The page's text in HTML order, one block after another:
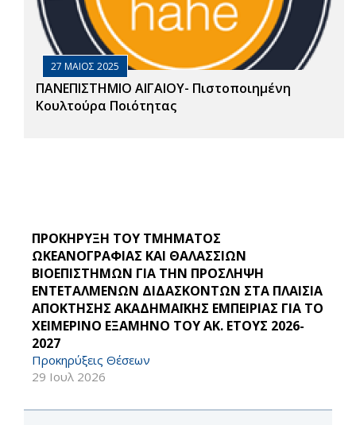
27 ΜΑΙΟΣ 2025
ΠΑΝΕΠΙΣΤΗΜΙΟ ΑΙΓΑΙΟΥ- Πιστοποιημένη
Κουλτούρα Ποιότητας
ΠΡΟΚΗΡΥΞΗ ΤΟΥ ΤΜΗΜΑΤΟΣ
ΩΚΕΑΝΟΓΡΑΦΙΑΣ ΚΑΙ ΘΑΛΑΣΣΙΩΝ
ΒΙΟΕΠΙΣΤΗΜΩΝ ΓΙΑ ΤΗΝ ΠΡΟΣΛΗΨΗ
ΕΝΤΕΤΑΛΜΕΝΩΝ ΔΙΔΑΣΚΟΝΤΩΝ ΣΤΑ ΠΛΑΙΣΙΑ
ΑΠΟΚΤΗΣΗΣ ΑΚΑΔΗΜΑΪΚΗΣ ΕΜΠΕΙΡΙΑΣ ΓΙΑ ΤΟ
ΧΕΙΜΕΡΙΝΟ ΕΞΑΜΗΝΟ ΤΟΥ ΑΚ. ΕΤΟΥΣ 2026-
2027
Προκηρύξεις Θέσεων
29 Ιουλ 2026